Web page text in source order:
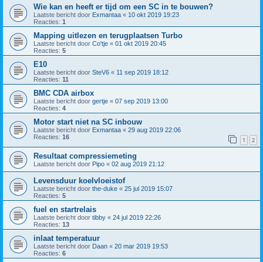
Wie kan en heeft er tijd om een SC in te bouwen?
Laatste bericht door Exmantaa « 10 okt 2019 19:23
Reacties: 1
Mapping uitlezen en terugplaatsen Turbo
Laatste bericht door Co'tje « 01 okt 2019 20:45
Reacties: 5
E10
Laatste bericht door SteV6 « 11 sep 2019 18:12
Reacties: 11
BMC CDA airbox
Laatste bericht door gertje « 07 sep 2019 13:00
Reacties: 4
Motor start niet na SC inbouw
Laatste bericht door Exmantaa « 29 aug 2019 22:06
Reacties: 16 1 2
Resultaat compressiemeting
Laatste bericht door Pipo « 02 aug 2019 21:12
Levensduur koelvloeistof
Laatste bericht door the-duke « 25 jul 2019 15:07
Reacties: 5
fuel en startrelais
Laatste bericht door tibby « 24 jul 2019 22:26
Reacties: 13
inlaat temperatuur
Laatste bericht door Daan « 20 mar 2019 19:53
Reacties: 6